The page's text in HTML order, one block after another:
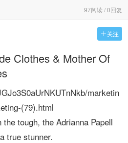
97阅读 / 0回复
 关注
Clothes & Mother Of
marketin
(79).html
tough, the Adrianna Papell
true stunner.